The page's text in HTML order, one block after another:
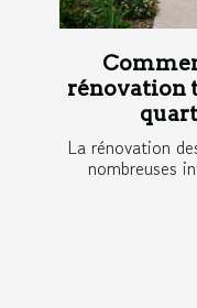
rénovation
La rénovation
nombreuses